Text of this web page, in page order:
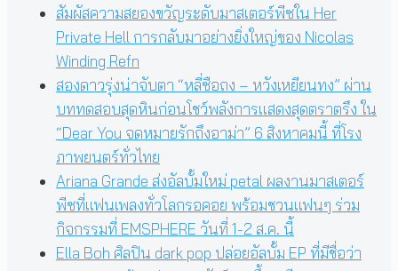
สัมผัสความสยองขวัญระดับมาสเตอร์พีซใน Her
Private Hell การกลับมาอย่างยิ่งใหญ่ของ Nicolas
Winding Refn
สองดาวรุ่งน่าจับตา “หลี่ซือถง – หวังเหยียนทง” ผ่าน
บททดสอบสุดหินก่อนโชว์พลังการแสดงสุดตราตรึง ใน
“Dear You จดหมายรักถึงอาม่า” 6 สิงหาคมนี้ ที่โรง
ภาพยนตร์ทั่วไทย
Ariana Grande ส่งอัลบั้มใหม่ petal ผลงานมาสเตอร์
พีซที่แฟนเพลงทั่วโลกรอคอย พร้อมชวนแฟนๆ ร่วม
กิจกรรมที่ EMSPHERE วันที่ 1-2 ส.ค. นี้
Ella Boh ศิลปิน dark pop ปล่อยอัลบั้ม EP ที่มีชื่อว่า